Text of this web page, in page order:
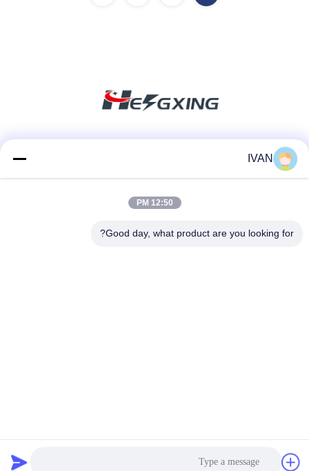
IVAN
12:50 PM
Good day, what product are you looking for?